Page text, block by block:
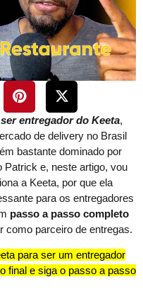
entregador do Keeta,
de delivery no Brasil
bastante dominado por
Patrick e, neste artigo, vou
a Keeta, por que ela
para os entregadores
passo a passo completo
como parceiro de entregas.
para ser um entregador
final e siga o passo a passo